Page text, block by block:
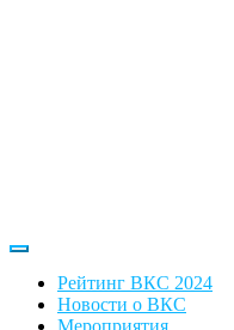
Рейтинг ВКС 2024
Новости о ВКС
Мероприятия